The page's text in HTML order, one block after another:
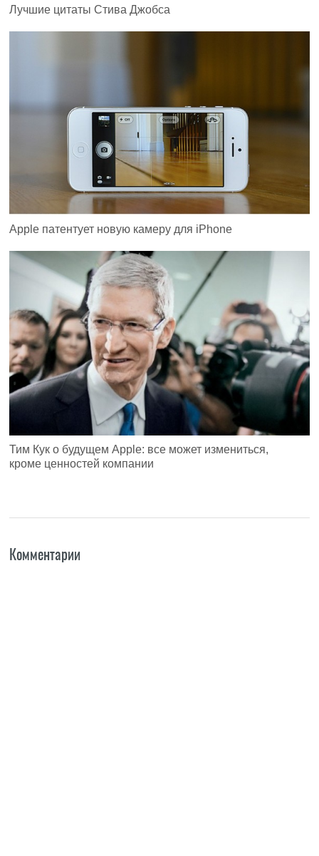
Лучшие цитаты Стива Джобса
Apple патентует новую камеру для iPhone
Тим Кук о будущем Apple: все может измениться,
кроме ценностей компании
Комментарии